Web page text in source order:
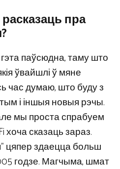
пра
паўсюдна, таму што
ўвайшлі ў мяне
час думаю, што буду з
і іншыя новыя рэчы.
мы проста спрабуем
хоча сказаць зараз.
цяпер здаецца больш
годзе. Магчыма, шмат